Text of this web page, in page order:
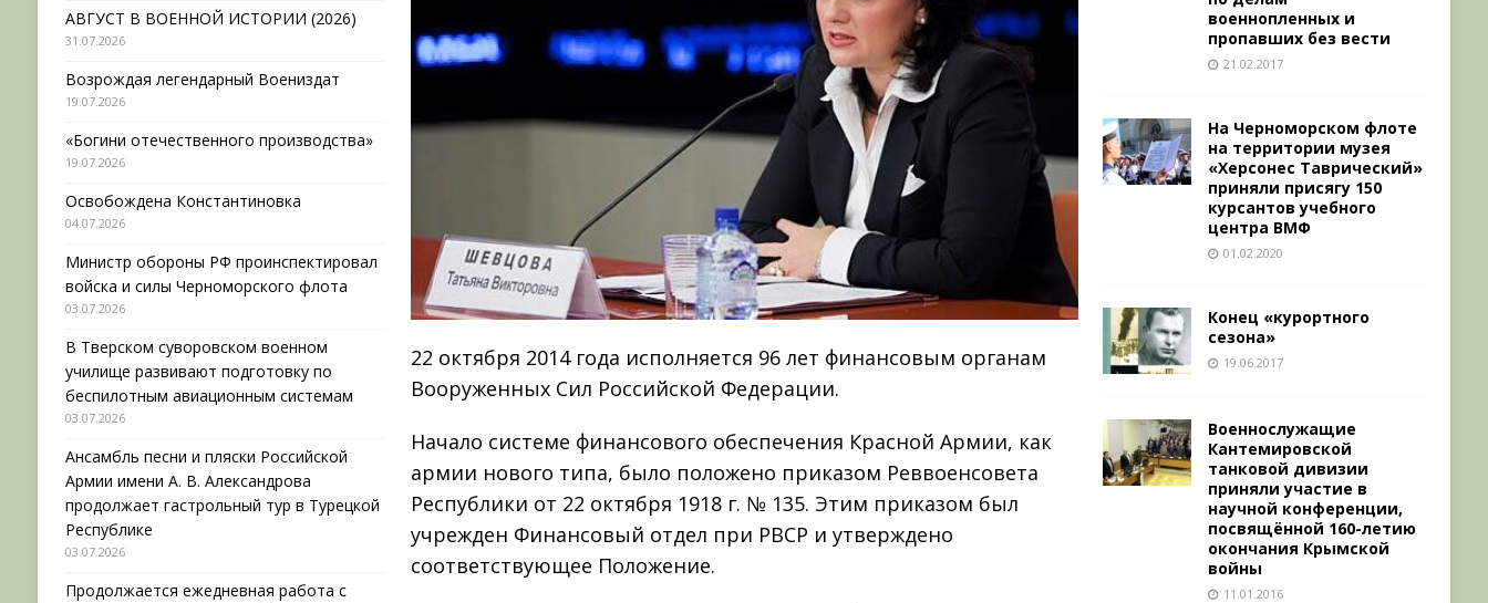
22 октября 2014 года исполняется 96 лет финансовым органам
Вооруженных Сил Российской Федерации.
Начало системе финансового обеспечения Красной Армии, как
армии нового типа, было положено приказом Реввоенсовета
Республики от 22 октября 1918 г. № 135. Этим приказом был
учрежден Финансовый отдел при РВСР и утверждено
соответствующее Положение.
АВГУСТ В ВОЕННОЙ ИСТОРИИ (2026)
31.07.2026
Возрождая легендарный Воениздат
19.07.2026
«Богини отечественного производства»
19.07.2026
Освобождена Константиновка
04.07.2026
Министр обороны РФ проинспектировал
войска и силы Черноморского флота
03.07.2026
В Тверском суворовском военном
училище развивают подготовку по
беспилотным авиационным системам
03.07.2026
Ансамбль песни и пляски Российской
Армии имени А. В. Александрова
продолжает гастрольный тур в Турецкой
Республике
03.07.2026
Продолжается ежедневная работа с
военнопленных и
пропавших без вести
21.02.2017
На Черноморском флоте
на территории музея
«Херсонес Таврический»
приняли присягу 150
курсантов учебного
центра ВМФ
01.02.2020
Конец «курортного
сезона»
19.06.2017
Военнослужащие
Кантемировской
танковой дивизии
приняли участие в
научной конференции,
посвящённой 160-летию
окончания Крымской
войны
11.01.2016